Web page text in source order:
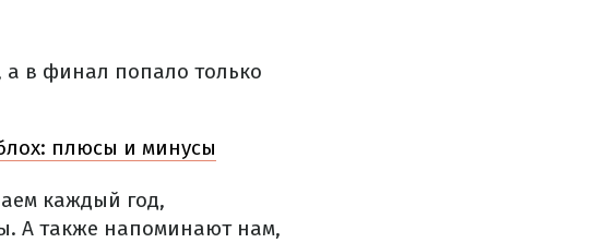
а в финал попало только
плюсы и минусы
каждый год,
А также напоминают нам,